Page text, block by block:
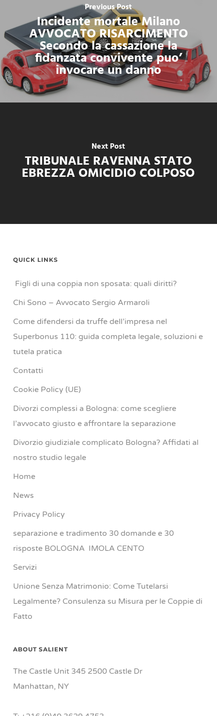
Previous Post
Incidente mortale Milano
AVVOCATO RISARCIMENTO
Secondo la cassazione la
fidanzata convivente puo’
invocare un danno
Next Post
TRIBUNALE RAVENNA STATO
EBREZZA OMICIDIO COLPOSO
QUICK LINKS
Figli di una coppia non sposata: quali diritti?
Chi Sono – Avvocato Sergio Armaroli
Come difendersi da truffe dell’impresa nel
Superbonus 110: guida completa legale, soluzioni e
tutela pratica
Contatti
Cookie Policy (UE)
Divorzi complessi a Bologna: come scegliere
l’avvocato giusto e affrontare la separazione
Divorzio giudiziale complicato Bologna? Affidati al
nostro studio legale
Home
News
Privacy Policy
separazione e tradimento 30 domande e 30
risposte BOLOGNA IMOLA CENTO
Servizi
Unione Senza Matrimonio: Come Tutelarsi
Legalmente? Consulenza su Misura per le Coppie di
Fatto
ABOUT SALIENT
The Castle Unit 345 2500 Castle Dr
Manhattan, NY